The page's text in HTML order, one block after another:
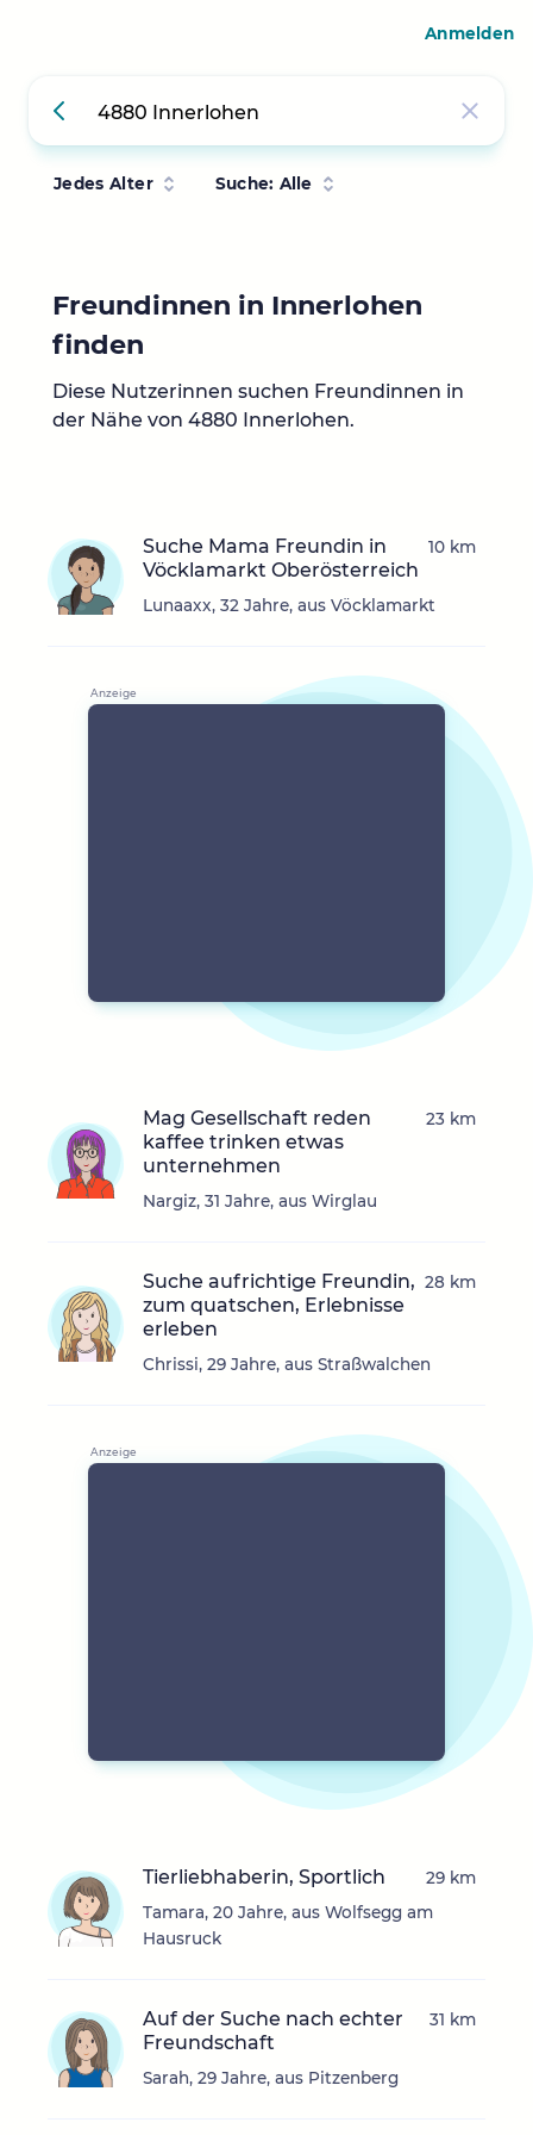
Jedes Alter Suche: Alle
Freundinnen in Innerlohen
finden
Diese Nutzerinnen suchen Freundinnen in
der Nähe von 4880 Innerlohen.
Suche Mama Freundin in
Vöcklamarkt Oberösterreich
Lunaaxx, 32 Jahre, aus Vöcklamarkt
10 km
Mag Gesellschaft reden
kaffee trinken etwas
unternehmen
Nargiz, 31 Jahre, aus Wirglau
23 km
Suche aufrichtige Freundin,
zum quatschen, Erlebnisse
erleben
Chrissi, 29 Jahre, aus Straßwalchen
28 km
Tierliebhaberin, Sportlich
Tamara, 20 Jahre, aus Wolfsegg am
Hausruck
29 km
Auf der Suche nach echter
Freundschaft
Sarah, 29 Jahre, aus Pitzenberg
31 km
Anmelden